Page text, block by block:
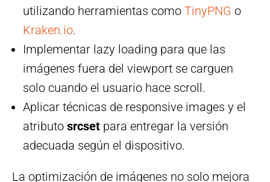
utilizando herramientas como TinyPNG o
Kraken.io.
Implementar lazy loading para que las
imágenes fuera del viewport se carguen
solo cuando el usuario hace scroll.
Aplicar técnicas de responsive images y el
atributo srcset para entregar la versión
adecuada según el dispositivo.
La optimización de imágenes no solo mejora